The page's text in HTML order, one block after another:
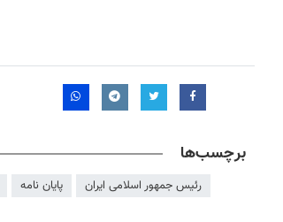
برچسب‌ها
رئیس جمهور اسلامی ایران پایان نامه